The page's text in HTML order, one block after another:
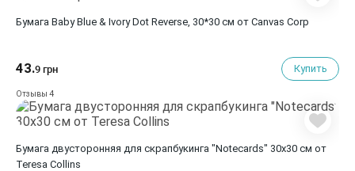
Бумага Baby Blue & Ivory Dot Reverse, 30*30 см от Canvas Corp
43.9 грн Купить
Отзывы 4
Бумага двусторонняя для скрапбукинга "Notecards" 30х30 см от
Teresa Collins